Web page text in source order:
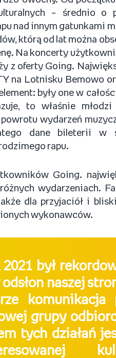
– średnio o
nad innym gatunkami
którą od lat można
Na koncerty
z oferty Going.
na Lotnisku Bemowo
były one w
to właśnie
wydarzeń
dane bileterii w
rapu.
Going.
wydarzeniach.
dla przyjaciół i
wykonawców.
2021 był
naszej
komunikacja
grupy
tych działań